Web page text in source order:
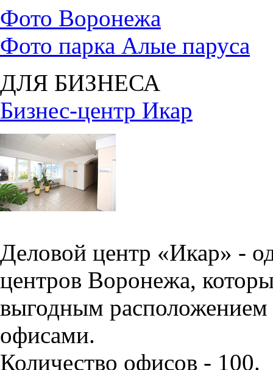
Фото Воронежа
Фото парка Алые паруса
ДЛЯ БИЗНЕСА
Бизнес-центр Икар
Деловой центр «Икар» -
центров Воронежа,
выгодным
офисами.
Количество офисов - 100.